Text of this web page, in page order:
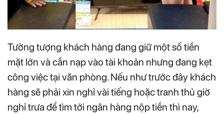
Tưởng tượng khách hàng đang giữ một số tiền
mặt lớn và cần nạp vào tài khoản nhưng đang kẹt
công việc tại văn phòng. Nếu như trước đây khách
hàng sẽ phải xin nghỉ vài tiếng hoặc tranh thủ giờ
nghỉ trưa để tìm tới ngân hàng nộp tiền thì nay,